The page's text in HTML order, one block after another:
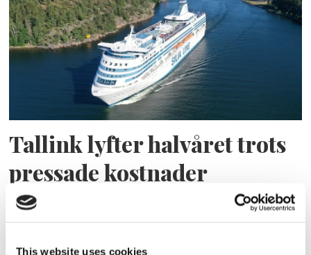
This website uses cookies
Tallink lyfter halvåret trots
pressade kostnader